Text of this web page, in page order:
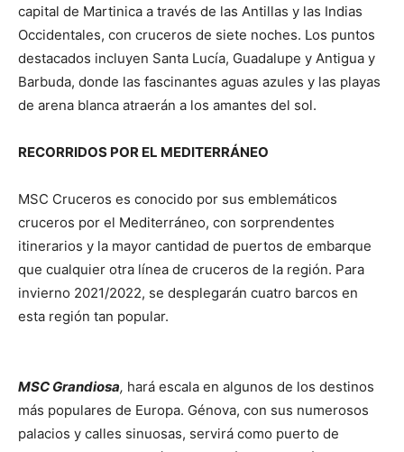
capital de Martinica a través de las Antillas y las Indias
Occidentales, con cruceros de siete noches. Los puntos
destacados incluyen Santa Lucía, Guadalupe y Antigua y
Barbuda, donde las fascinantes aguas azules y las playas
de arena blanca atraerán a los amantes del sol.
RECORRIDOS POR EL MEDITERRÁNEO
MSC Cruceros es conocido por sus emblemáticos
cruceros por el Mediterráneo, con sorprendentes
itinerarios y la mayor cantidad de puertos de embarque
que cualquier otra línea de cruceros de la región. Para
invierno 2021/2022, se desplegarán cuatro barcos en
esta región tan popular.
MSC Grandiosa, hará escala en algunos de los destinos
más populares de Europa. Génova, con sus numerosos
palacios y calles sinuosas, servirá como puerto de